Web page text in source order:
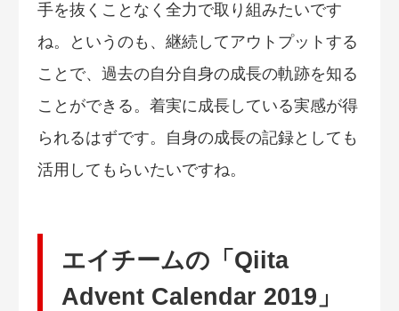
手を抜くことなく全力で取り組みたいです
ね。というのも、継続してアウトプットする
ことで、過去の自分自身の成長の軌跡を知る
ことができる。着実に成長している実感が得
られるはずです。自身の成長の記録としても
活用してもらいたいですね。
エイチームの「Qiita
Advent Calendar 2019」